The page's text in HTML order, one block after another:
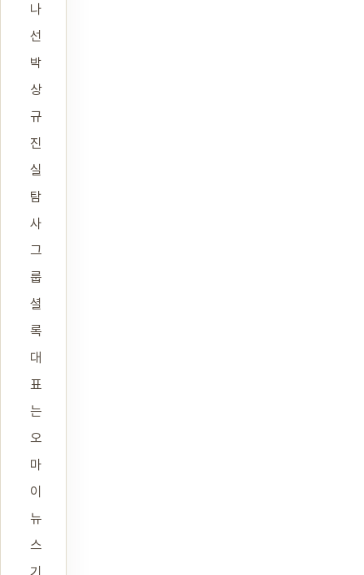
나
선
박
상
규
진
실
탐
사
그
룹
셜
록
대
표
는
오
마
이
뉴
스